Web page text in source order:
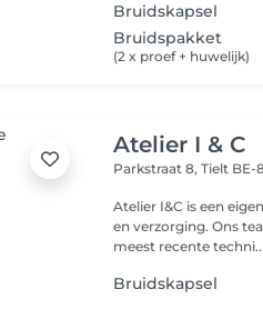
Bruidskapsel
Bruidspakket
(2 x proef + huwelijk)
Atelier I & C
Parkstraat 8,Tielt BE-
Atelier I&C is een
en verzorging. Ons
meest recente techni...
Bruidskapsel